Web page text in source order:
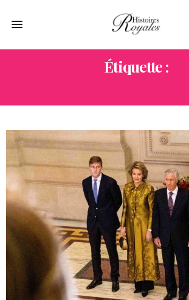
Étiquette :